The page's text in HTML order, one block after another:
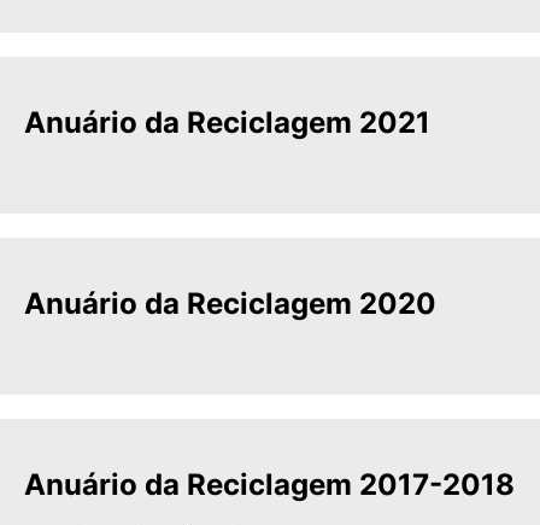
Anuário da Reciclagem 2021
Anuário da Reciclagem 2020
Anuário da Reciclagem 2017-2018